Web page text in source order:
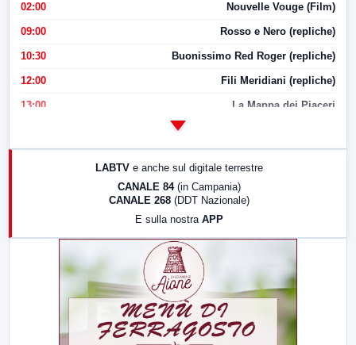
02:00 Nouvelle Vouge (Film)
09:00 Rosso e Nero (repliche)
10:30 Buonissimo Red Roger (repliche)
12:00 Fili Meridiani (repliche)
13:00 La Mappa dei Piaceri
LABTV e anche sul digitale terrestre
CANALE 84 (in Campania)
CANALE 268 (DDT Nazionale)
E sulla nostra APP